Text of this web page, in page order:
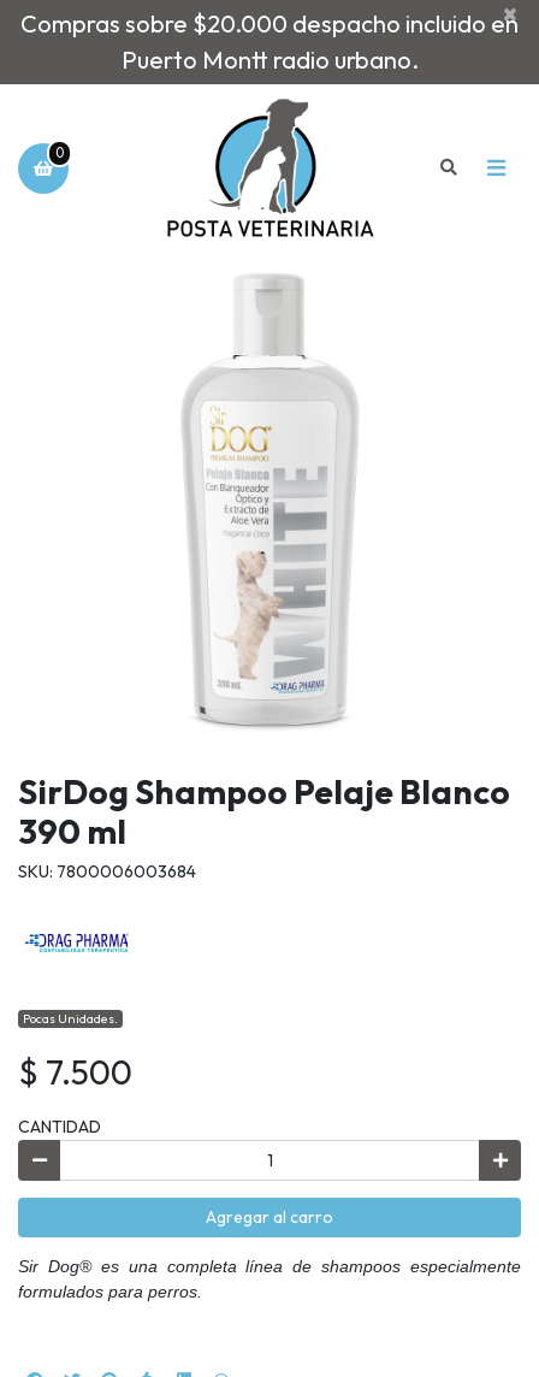
Compras sobre $20.000 despacho incluido en
Puerto Montt radio urbano.
×
0
SirDog Shampoo Pelaje Blanco
390 ml
SKU: 7800006003684
Pocas Unidades.
$ 7.500
CANTIDAD
Agregar al carro
Sir Dog® es una completa línea de shampoos especialmente
formulados para perros.